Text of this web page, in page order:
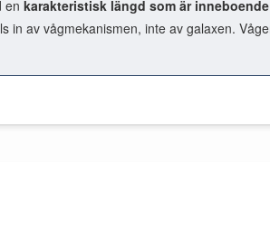
en karakteristisk längd som är
in av vågmekanismen, inte av galaxen.